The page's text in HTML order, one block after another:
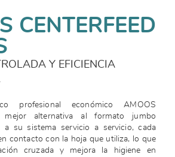
CENTERFEED
Y EFICIENCIA
profesional económico AMOOS
mejor alternativa al formato jumbo
a su sistema servicio a servicio, cada
contacto con la hoja que utiliza, lo que
cruzada y mejora la higiene en